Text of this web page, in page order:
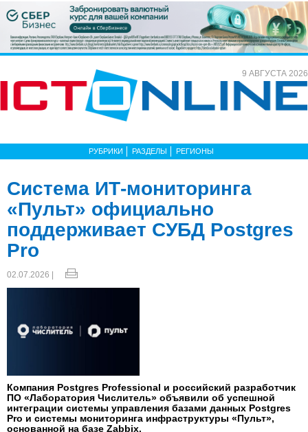
9 АВГУСТА 2026
РУБРИКИ РАЗДЕЛЫ РЕГИОНЫ
Система ИТ-мониторинга
«Пульт» официально
поддерживает СУБД Postgres
Pro
02.07.2026 |
Компания Postgres Professional и российский разработчик
ПО «Лаборатория Числитель» объявили об успешной
интеграции системы управления базами данных Postgres
Pro и системы мониторинга инфраструктуры «Пульт»,
основанной на базе Zabbix.